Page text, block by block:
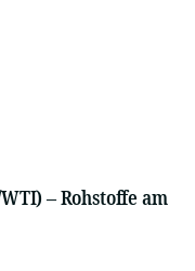
– Rohstoffe am